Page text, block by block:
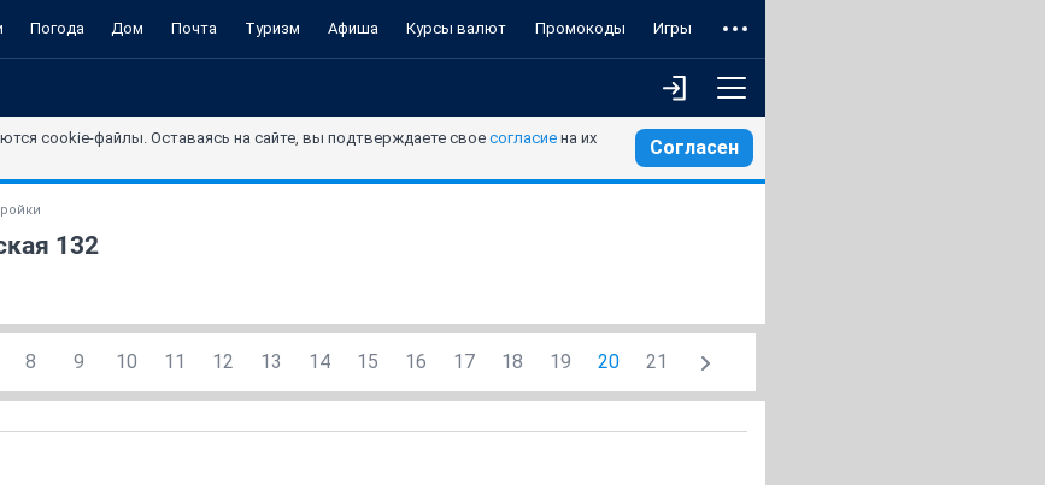
Погода Дом Почта Туризм Афиша Курсы валют Промокоды Игры
cookie-файлы. Оставаясь на сайте, вы подтверждаете свое согласие на их
Согласен
132
8 9 10 11 12 13 14 15 16 17 18 19 20 21